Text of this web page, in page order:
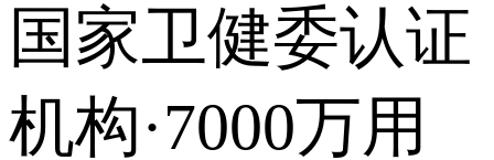
国家卫健委认证
机构·7000万用